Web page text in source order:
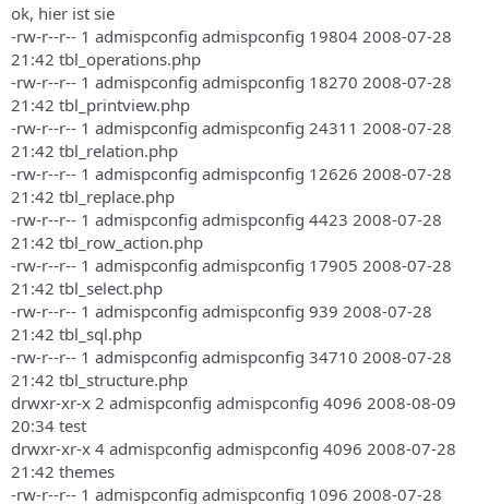
ok, hier ist sie
-rw-r--r-- 1 admispconfig admispconfig 19804 2008-07-28
21:42 tbl_operations.php
-rw-r--r-- 1 admispconfig admispconfig 18270 2008-07-28
21:42 tbl_printview.php
-rw-r--r-- 1 admispconfig admispconfig 24311 2008-07-28
21:42 tbl_relation.php
-rw-r--r-- 1 admispconfig admispconfig 12626 2008-07-28
21:42 tbl_replace.php
-rw-r--r-- 1 admispconfig admispconfig 4423 2008-07-28
21:42 tbl_row_action.php
-rw-r--r-- 1 admispconfig admispconfig 17905 2008-07-28
21:42 tbl_select.php
-rw-r--r-- 1 admispconfig admispconfig 939 2008-07-28
21:42 tbl_sql.php
-rw-r--r-- 1 admispconfig admispconfig 34710 2008-07-28
21:42 tbl_structure.php
drwxr-xr-x 2 admispconfig admispconfig 4096 2008-08-09
20:34 test
drwxr-xr-x 4 admispconfig admispconfig 4096 2008-07-28
21:42 themes
-rw-r--r-- 1 admispconfig admispconfig 1096 2008-07-28